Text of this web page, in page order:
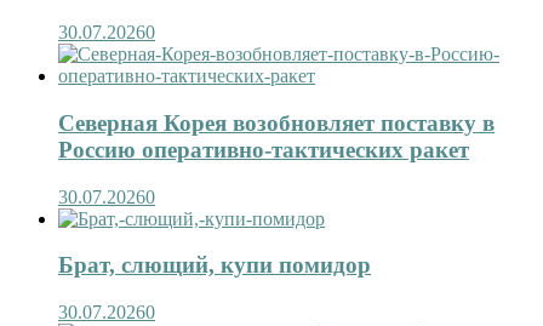
30.07.20260
Северная Корея возобновляет поставку в
Россию оперативно-тактических ракет
30.07.20260
Брат, слющий, купи помидор
30.07.20260